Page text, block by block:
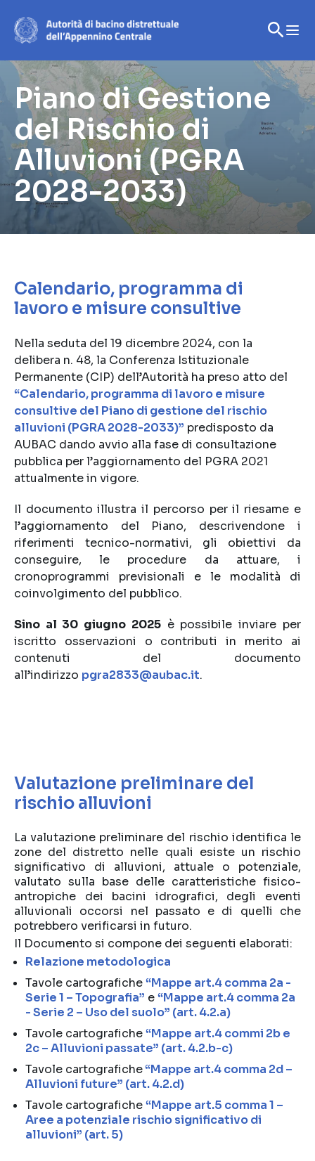
Piano di Gestione
del Rischio di
Alluvioni (PGRA
2028-2033)
Calendario, programma di
lavoro e misure consultive
Nella seduta del 19 dicembre 2024, con la
delibera n. 48, la Conferenza Istituzionale
Permanente (CIP) dell’Autorità ha preso atto del
“Calendario, programma di lavoro e misure
consultive del Piano di gestione del rischio
alluvioni (PGRA 2028-2033)” predisposto da
AUBAC dando avvio alla fase di consultazione
pubblica per l’aggiornamento del PGRA 2021
attualmente in vigore.
Il documento illustra il percorso per il riesame e
l’aggiornamento del Piano, descrivendone i
riferimenti tecnico-normativi, gli obiettivi da
conseguire, le procedure da attuare, i
cronoprogrammi previsionali e le modalità di
coinvolgimento del pubblico.
Sino al 30 giugno 2025è possibile inviare per
iscritto osservazioni o contributi in merito ai
contenuti del documento
all’indirizzo pgra2833@aubac.it.
Valutazione preliminare del
rischio alluvioni
La valutazione preliminare del rischio identifica le
zone del distretto nelle quali esiste un rischio
significativo di alluvioni, attuale o potenziale,
valutato sulla base delle caratteristiche fisico-
antropiche dei bacini idrografici, degli eventi
alluvionali occorsi nel passato e di quelli che
potrebbero verificarsi in futuro.
Il Documento si compone dei seguenti elaborati:
Relazione metodologica
Tavole cartografiche“Mappe art.4 comma 2a -
Serie 1 – Topografia” e“Mappe art.4 comma 2a
- Serie 2 – Uso del suolo” (art. 4.2.a)
Tavole cartografiche“Mappe art.4 commi 2b e
2c – Alluvioni passate” (art. 4.2.b-c)
Tavole cartografiche“Mappe art.4 comma 2d –
Alluvioni future” (art. 4.2.d)
Tavole cartografiche“Mappe art.5 comma 1 –
Aree a potenziale rischio significativo di
alluvioni” (art. 5)